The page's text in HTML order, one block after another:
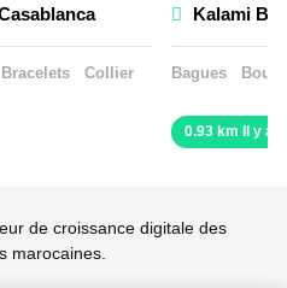
Bracelets Collier
Kalami
Bagues
0.93 km Il y a
de croissance digitale des
marocaines.